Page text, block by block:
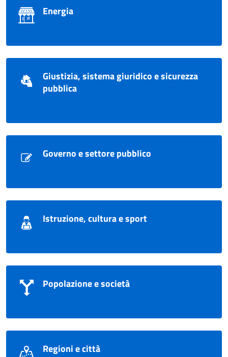
Energia
Giustizia, sistema giuridico e sicurezza
pubblica
Governo e settore pubblico
Istruzione, cultura e sport
Popolazione e società
Regioni e città